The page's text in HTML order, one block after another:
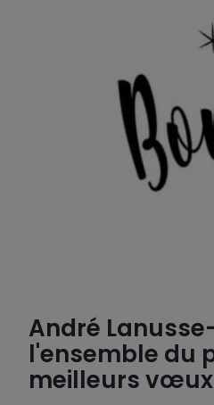
André
l'ensemble du
meilleurs vœux